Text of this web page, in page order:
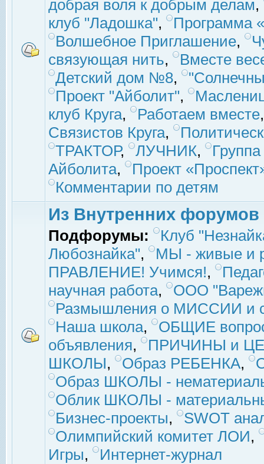
добрая воля к добрым делам,
клуб "Ладошка",
Программа
Волшебное Приглашение,
связующая нить,
Вместе
Детский дом №8,
Проект "Айболит",
клуб Круга, Работаем вместе
Связистов Круга,
ТРАКТОР, ЛУЧНИК,
Айболита,
Проект
Комментарии по детям
Из Внутренних форумов
Подфорумы:
Клуб
Любознайка",
МЫ - живые и
ПРАВЛЕНИЕ! Учимся!,
научная работа,
ООО
Размышления о МИССИИ и
Наша школа,
ОБЩИЕ
объявления,
ПРИЧИНЫ и
ШКОЛЫ, Образ РЕБЕНКА,
Образ ШКОЛЫ -
Облик ШКОЛЫ -
Бизнес-проекты,
SWOT
Олимпийский комитет ЛОИ,
Игры, Интернет-журнал